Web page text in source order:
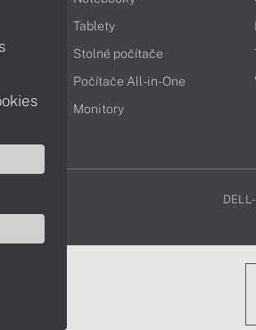
Tablety
Stolné počítače
Počítače All-in-One
Monitory